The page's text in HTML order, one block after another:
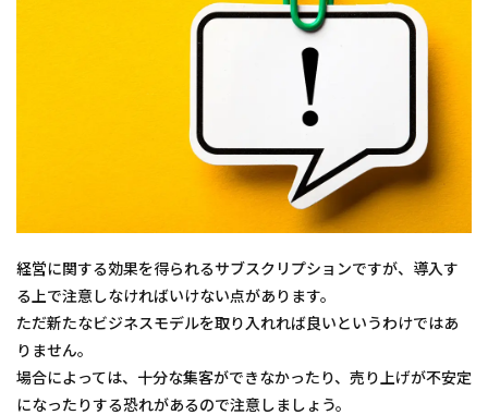
経営に関する効果を得られるサブスクリプションですが、導入す
る上で注意しなければいけない点があります。
ただ新たなビジネスモデルを取り入れれば良いというわけではあ
りません。
場合によっては、十分な集客ができなかったり、売り上げが不安定
になったりする恐れがあるので注意しましょう。